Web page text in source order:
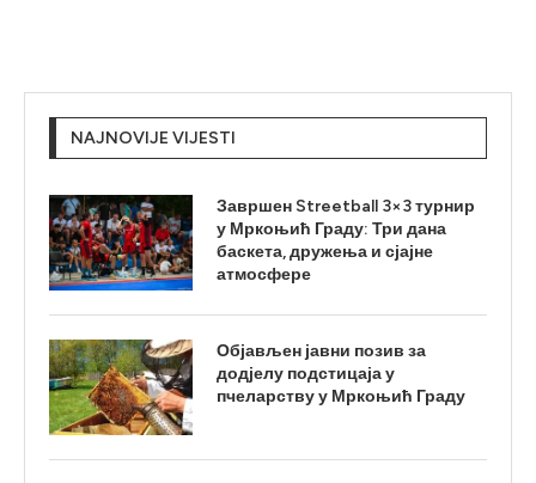
NAJNOVIJE VIJESTI
Завршен Streetball 3×3 турнир
у Мркоњић Граду: Три дана
баскета, дружења и сјајне
атмосфере
Објављен јавни позив за
додјелу подстицаја у
пчеларству у Мркоњић Граду